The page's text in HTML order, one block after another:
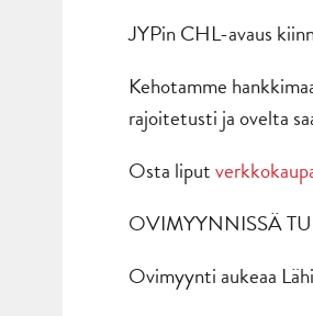
JYPin CHL-avaus
Kehotamme
rajoitetusti ja ovelta
Osta liput
OVIMYYNNISSÄ
Ovimyynti aukeaa